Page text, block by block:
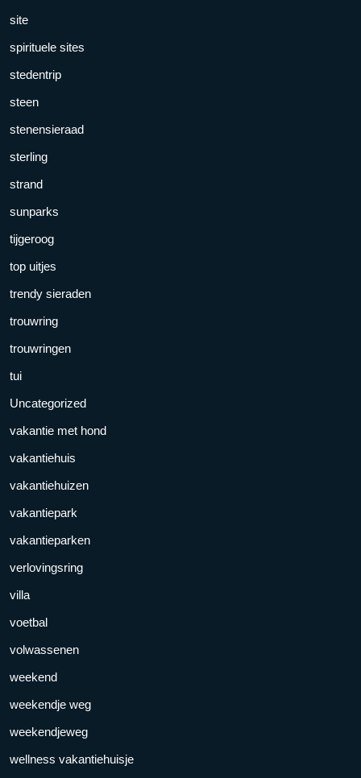
site
spirituele sites
stedentrip
steen
stenensieraad
sterling
strand
sunparks
tijgeroog
top uitjes
trendy sieraden
trouwring
trouwringen
tui
Uncategorized
vakantie met hond
vakantiehuis
vakantiehuizen
vakantiepark
vakantieparken
verlovingsring
villa
voetbal
volwassenen
weekend
weekendje weg
weekendjeweg
wellness vakantiehuisje